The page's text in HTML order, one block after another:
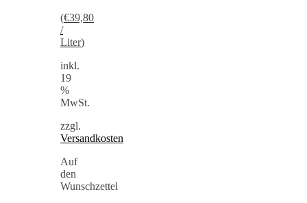
(€39,80
/
Liter)
inkl.
19
%
MwSt.
zzgl.
Versandkosten
Auf
den
Wunschzettel